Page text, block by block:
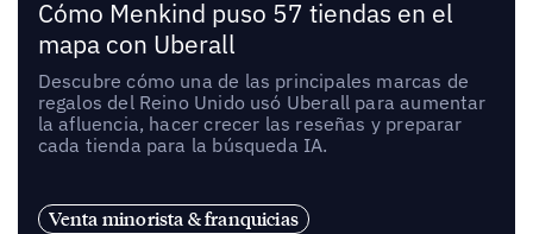
Cómo Menkind puso 57 tiendas en el
mapa con Uberall
Descubre cómo una de las principales marcas de
regalos del Reino Unido usó Uberall para aumentar
la afluencia, hacer crecer las reseñas y preparar
cada tienda para la búsqueda IA.
Venta minorista & franquicias